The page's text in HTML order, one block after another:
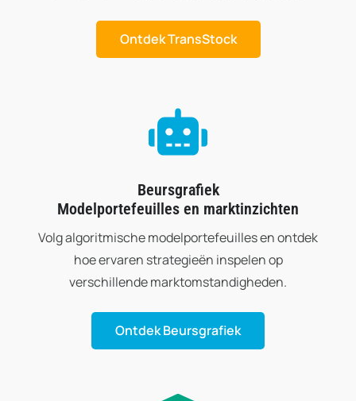
Ontdek TransStock
Beursgrafiek
Modelportefeuilles en marktinzichten
Volg algoritmische modelportefeuilles en ontdek
hoe ervaren strategieën inspelen op
verschillende marktomstandigheden.
Ontdek Beursgrafiek